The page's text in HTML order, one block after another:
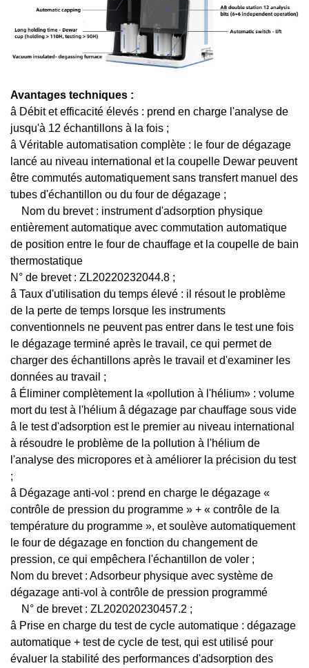
Avantages techniques :
â Débit et efficacité élevés : prend en charge l'analyse de
jusqu'à 12 échantillons à la fois ;
â Véritable automatisation complète : le four de dégazage
lancé au niveau international et la coupelle Dewar peuvent
être commutés automatiquement sans transfert manuel des
tubes d'échantillon ou du four de dégazage ;
Nom du brevet : instrument d'adsorption physique
entièrement automatique avec commutation automatique
de position entre le four de chauffage et la coupelle de bain
thermostatique
N° de brevet : ZL20220232044.8 ;
â Taux d'utilisation du temps élevé : il résout le problème
de la perte de temps lorsque les instruments
conventionnels ne peuvent pas entrer dans le test une fois
le dégazage terminé après le travail, ce qui permet de
charger des échantillons après le travail et d'examiner les
données au travail ;
â Éliminer complètement la «pollution à l'hélium» : volume
mort du test à l'hélium â dégazage par chauffage sous vide
â le test d'adsorption est le premier au niveau international
à résoudre le problème de la pollution à l'hélium de
l'analyse des micropores et à améliorer la précision du test
;
â Dégazage anti-vol : prend en charge le dégazage «
contrôle de pression du programme » + « contrôle de la
température du programme », et soulève automatiquement
le four de dégazage en fonction du changement de
pression, ce qui empêchera l'échantillon de voler ;
Nom du brevet : Adsorbeur physique avec système de
dégazage anti-vol à contrôle de pression programmé
N° de brevet : ZL202020230457.2 ;
â Prise en charge du test de cycle automatique : dégazage
automatique + test de cycle de test, qui est utilisé pour
évaluer la stabilité des performances d'adsorption des